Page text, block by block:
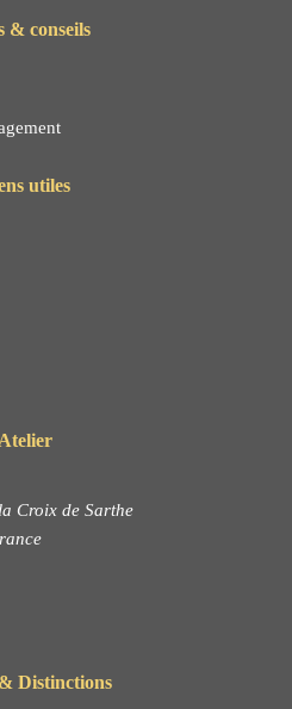
& conseils
utiles
Atelier
Croix de Sarthe
Distinctions